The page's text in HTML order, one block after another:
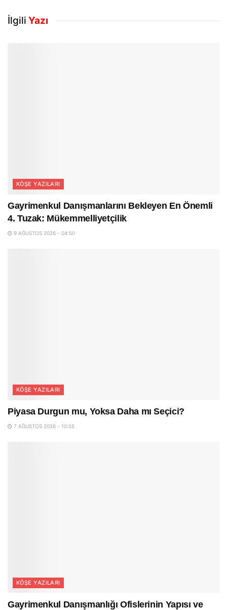
İlgili Yazı
KÖŞE YAZILARI
Gayrimenkul Danışmanlarını Bekleyen En Önemli
4. Tuzak: Mükemmelliyetçilik
9 AĞUSTOS 2026 - 04:50
KÖŞE YAZILARI
Piyasa Durgun mu, Yoksa Daha mı Seçici?
7 AĞUSTOS 2026 - 10:55
KÖŞE YAZILARI
Gayrimenkul Danışmanlığı Ofislerinin Yapısı ve